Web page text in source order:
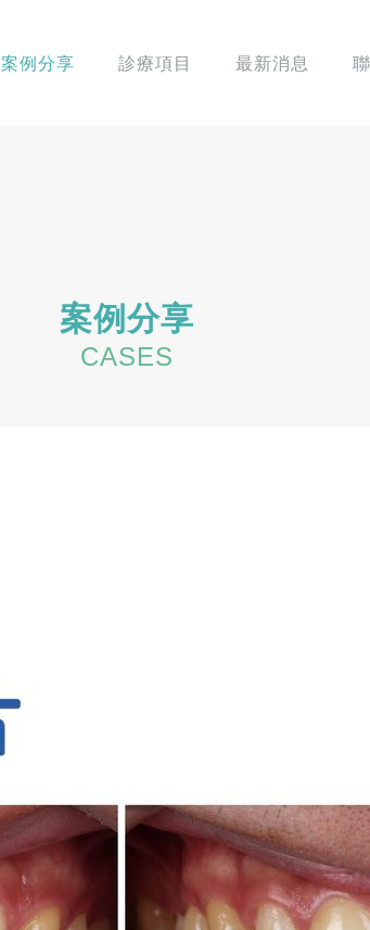
案例分享 診療項目 最新消息
案例分享
CASES